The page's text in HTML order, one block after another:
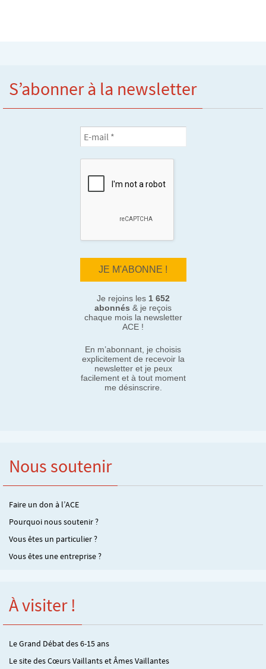
S’abonner à la newsletter
Je rejoins les 1 652
abonnés & je reçois
chaque mois la newsletter
ACE !
En m’abonnant, je choisis
explicitement de recevoir la
newsletter et je peux
facilement et à tout moment
me désinscrire.
Nous soutenir
Faire un don à l’ACE
Pourquoi nous soutenir ?
Vous êtes un particulier ?
Vous êtes une entreprise ?
À visiter !
Le Grand Débat des 6-15 ans
Le site des Cœurs Vaillants et Âmes Vaillantes